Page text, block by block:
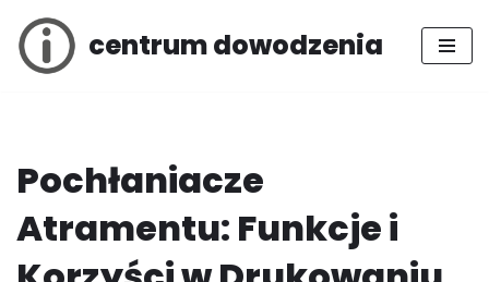
Przejdź
centrum dowodzenia
Pochłaniacze
Atramentu: Funkcje i